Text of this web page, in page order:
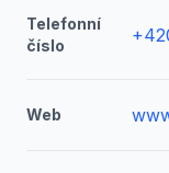
Telefonní
číslo
Web